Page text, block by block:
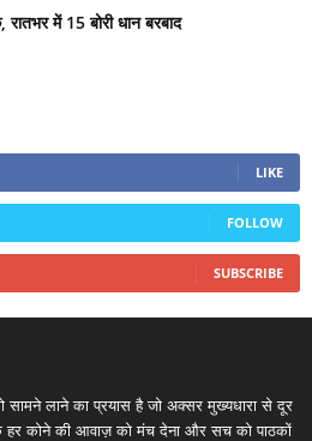
में 15 बोरी धान बरबाद
LIKE
FOLLOW
SUBSCRIBE
लाने का प्रयास है जो अक्सर मुख्यधारा से दूर
हर कोने की आवाज़ को मंच देना और सच को पाठकों